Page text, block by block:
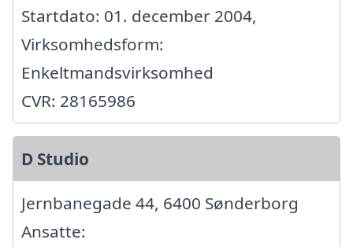
Startdato: 01. december 2004,
Virksomhedsform:
Enkeltmandsvirksomhed
CVR: 28165986
D Studio
Jernbanegade 44, 6400 Sønderborg
Ansatte: